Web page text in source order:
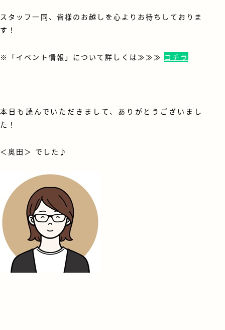
スタッフ一同、皆様のお越しを心よりお待ちしておりま
す！
※「イベント情報」について詳しくは≫≫≫ コチラ
本日も読んでいただきまして、ありがとうございまし
た！
＜奥田＞ でした♪